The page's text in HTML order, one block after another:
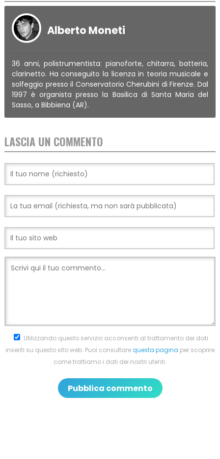
Alberto Moneti
36 anni, polistrumentista: pianoforte, chitarra, batteria,
clarinetto. Ha conseguito la licenza in teoria musicale e
solfeggio presso il Conservatorio Cherubini di Firenze. Dal
1997 è organista presso la Basilica di Santa Maria del
Sasso, a Bibbiena (AR).
LASCIA UN COMMENTO
Utilizzando questo servizio acconsenti al trattamento dei dati
inseriti su questo sito web. Puoi consultarequesta pagina per scoprire
come trattiamo i dati dei nostri utenti.